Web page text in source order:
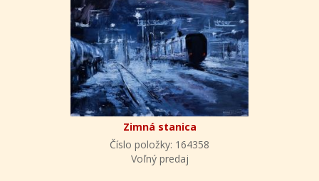
Zimná stanica
Číslo položky: 164358
Voľný predaj